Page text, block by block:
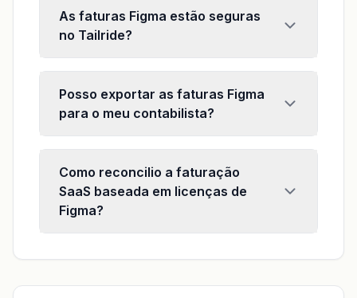
As faturas Figma estão seguras
no Tailride?
Posso exportar as faturas Figma
para o meu contabilista?
Como reconcilio a faturação
SaaS baseada em licenças de
Figma?